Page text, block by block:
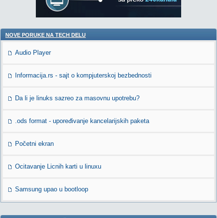
NOVE PORUKE NA TECH DELU
Audio Player
Informacija.rs - sajt o kompjuterskoj bezbednosti
Da li je linuks sazreo za masovnu upotrebu?
.ods format - upoređivanje kancelarijskih paketa
Početni ekran
Ocitavanje Licnih karti u linuxu
Samsung upao u bootloop